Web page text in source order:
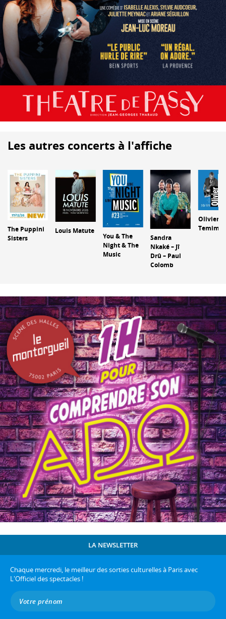
Les autres concerts à l'affiche
The Puppini
Sisters
Louis Matute
You & The
Night & The
Music
Sandra
Nkaké – Jî
Drû – Paul
Colomb
Olivier
Temime
LA NEWSLETTER
Chaque mercredi, le meilleur des sorties culturelles à Paris avec
L'Officiel des spectacles !